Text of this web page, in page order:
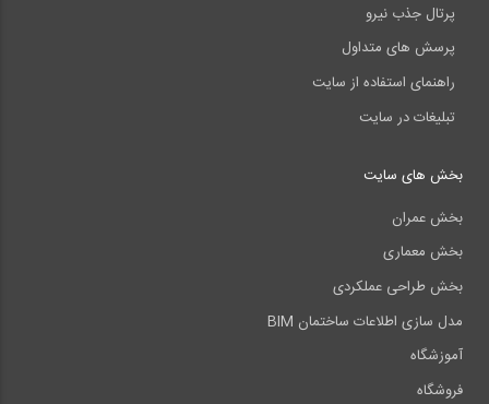
پرتال جذب نیرو
پرسش های متداول
راهنمای استفاده از سایت
تبلیغات در سایت
بخش های سایت
بخش عمران
بخش معماری
بخش طراحی عملکردی
مدل سازی اطلاعات ساختمان BIM
آموزشگاه
فروشگاه